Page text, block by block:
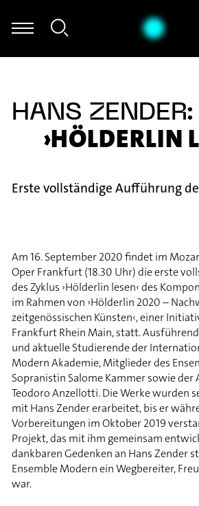
Hommel - Thomas
HANS ZENDER:
›HÖLDERLIN
Erste vollständige Aufführung
Am 16. September 2020 findet im
Oper Frankfurt (18.30 Uhr) die erste
des Zyklus ›Hölderlin lesen‹ des
im Rahmen von ›Hölderlin 2020 –
zeitgenössischen Künsten‹, einer
Frankfurt Rhein Main, statt.
und aktuelle Studierende der
Modern Akademie, Mitglieder des
Sopranistin Salome Kammer sowie
Teodoro Anzellotti. Die Werke wurden
mit Hans Zender erarbeitet, bis er
Vorbereitungen im Oktober 2019
Projekt, das mit ihm gemeinsam
dankbaren Gedenken an Hans Zender
Ensemble Modern ein Wegbereiter,
war.